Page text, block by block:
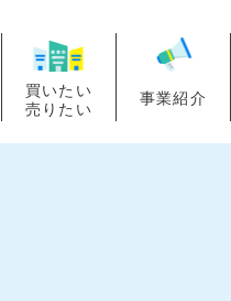
買いたい
売りたい
事業紹介